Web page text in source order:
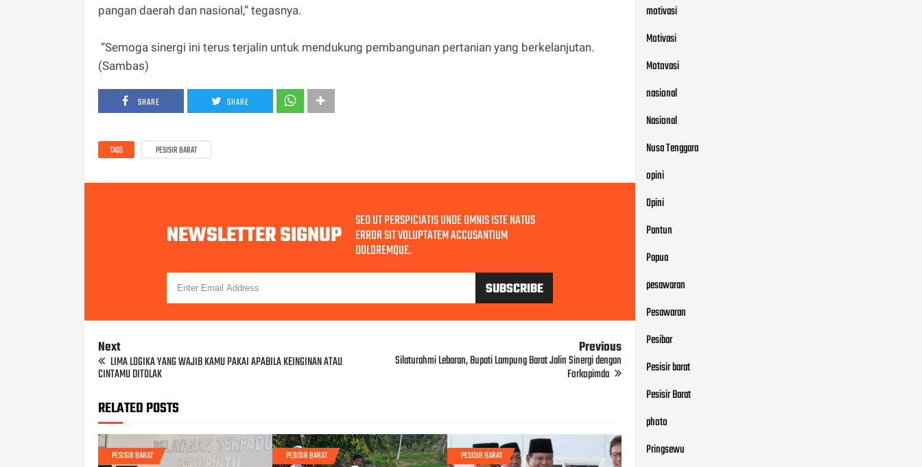
pangan daerah dan nasional,” tegasnya.
“Semoga sinergi ini terus terjalin untuk mendukung pembangunan pertanian yang berkelanjutan.
(Sambas)
SHARE SHARE
TAGS PESISIR BARAT
NEWSLETTER SIGNUP SED UT PERSPICIATIS UNDE OMNIS ISTE NATUS
ERROR SIT VOLUPTATEM ACCUSANTIUM
DOLOREMQUE.
Next
LIMA LOGIKA YANG WAJIB KAMU PAKAI APABILA KEINGINAN ATAU
CINTAMU DITOLAK
Previous
Silaturahmi Lebaran, Bupati Lampung Barat Jalin Sinergi dengan
Forkopimda
RELATED POSTS
PESISIR BARAT PESISIR BARAT PESISIR BARAT
motivasi
Motivasi
Motovasi
nasional
Nasional
Nusa Tenggara
opini
Opini
Pantun
Papua
pesawaran
Pesawaran
Pesibar
Pesisir barat
Pesisir Barat
photo
Pringsewu